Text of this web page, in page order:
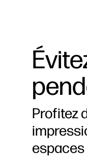
Profitez